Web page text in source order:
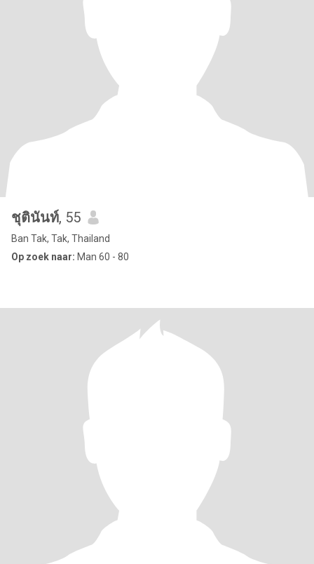
ชุตินันท์, 55
Ban Tak, Tak, Thailand
Op zoek naar: Man 60 - 80